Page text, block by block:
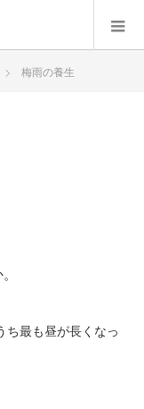
梅雨の養生
ち最も昼が長くなっ